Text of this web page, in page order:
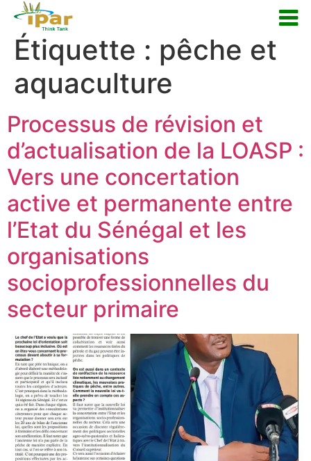
Étiquette : pêche et
aquaculture
Processus de révision et
d’actualisation de la LOASP :
Vers une concertation
active et permanente entre
l’Etat du Sénégal et les
organisations
socioprofessionnelles du
secteur primaire